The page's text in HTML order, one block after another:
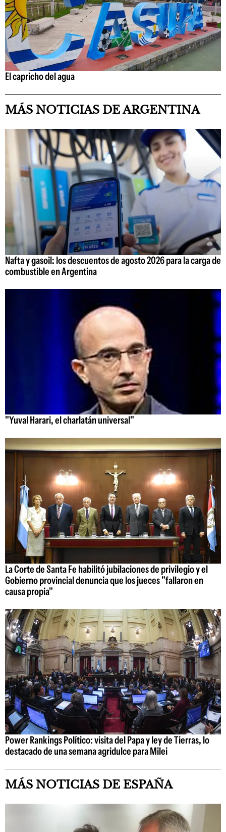
El capricho del agua
MÁS NOTICIAS DE ARGENTINA
Nafta y gasoil: los descuentos de agosto 2026 para la carga de
combustible en Argentina
"Yuval Harari, el charlatán universal"
La Corte de Santa Fe habilitó jubilaciones de privilegio y el
Gobierno provincial denuncia que los jueces "fallaron en
causa propia"
Power Rankings Político: visita del Papa y ley de Tierras, lo
destacado de una semana agridulce para Milei
MÁS NOTICIAS DE ESPAÑA